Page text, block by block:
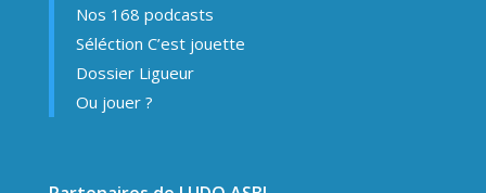
Nos 168 podcasts
Séléction C’est jouette
Dossier Ligueur
Ou jouer ?